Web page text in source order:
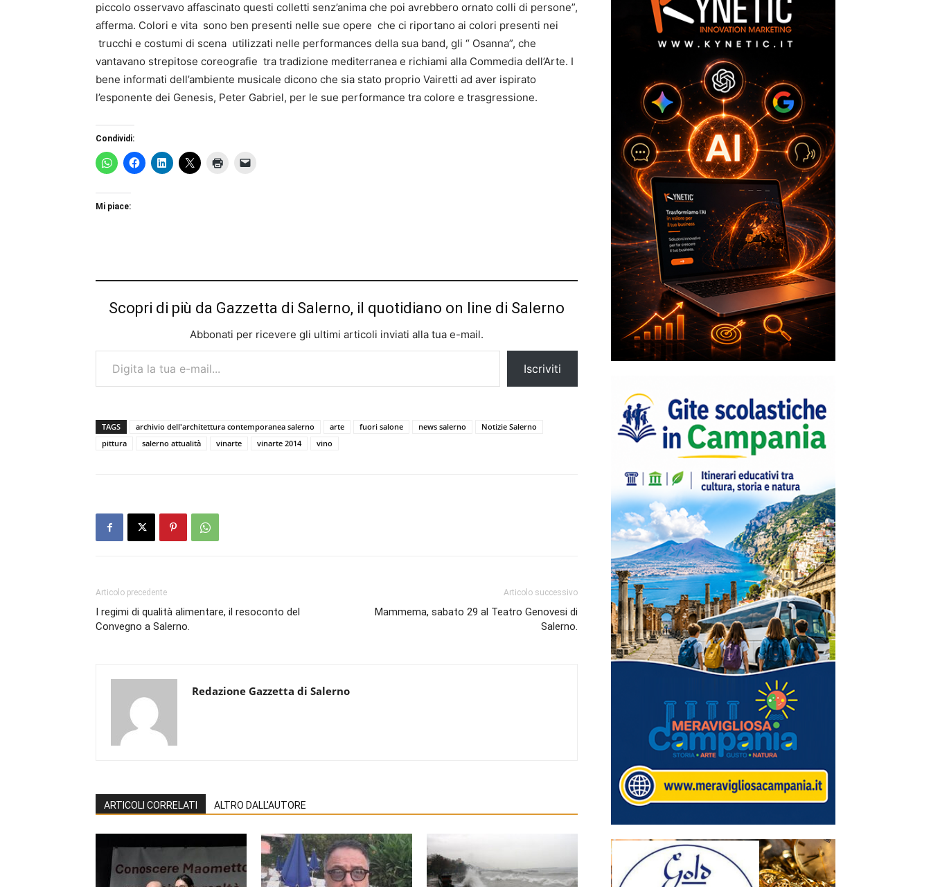
piccolo osservavo affascinato questi colletti senz’anima che poi avrebbero ornato colli di persone”,
afferma. Colori e vita sono ben presenti nelle sue opere che ci riportano ai colori presenti nei
trucchi e costumi di scena utilizzati nelle performances della sua band, gli “ Osanna”, che
vantavano strepitose coreografie tra tradizione mediterranea e richiami alla Commedia dell’Arte. I
bene informati dell’ambiente musicale dicono che sia stato proprio Vairetti ad aver ispirato
l’esponente dei Genesis, Peter Gabriel, per le sue performance tra colore e trasgressione.
Condividi:
Mi piace:
Scopri di più da Gazzetta di Salerno, il quotidiano on line di Salerno
Abbonati per ricevere gli ultimi articoli inviati alla tua e-mail.
Digita la tua e-mail...
Iscriviti
TAGS archivio dell'architettura contemporanea salerno arte fuori salone news salerno
Notizie Salerno
pittura
salerno attualità vinarte vinarte 2014 vino
Articolo precedente
I regimi di qualità alimentare, il resoconto del
Convegno a Salerno.
Articolo successivo
Mammema, sabato 29 al Teatro Genovesi di
Salerno.
Redazione Gazzetta di Salerno
ARTICOLI CORRELATI ALTRO DALL'AUTORE